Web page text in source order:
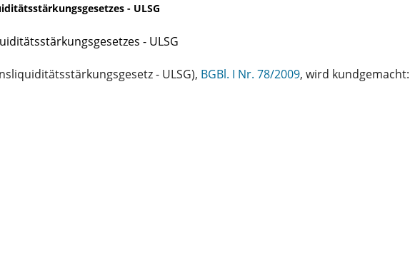
- ULSG
- ULSG
- ULSG), BGBl. I Nr. 78/2009, wird kundgemacht: